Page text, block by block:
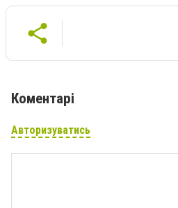
Коментарі
Авторизуватись